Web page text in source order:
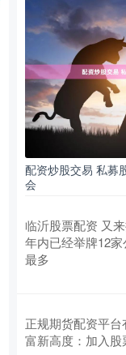
配资炒股交易 私募
会
临沂股票配资 又
年内已经举牌12
最多
正规期货配资平
富新高度：加入